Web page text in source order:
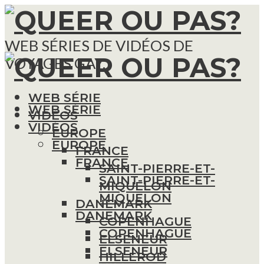
WEB SÉRIES DE VIDÉOS DE
VOYAGES GAY.
WEB SÉRIE
VIDÉOS
EUROPE
FRANCE
SAINT-PIERRE-ET-
MIQUELON
DANEMARK
COPENHAGUE
ELSENEUR
HILLEROD
WEB SÉRIE
VIDÉOS
EUROPE
FRANCE
SAINT-PIERRE-ET-
MIQUELON
DANEMARK
COPENHAGUE
ELSENEUR